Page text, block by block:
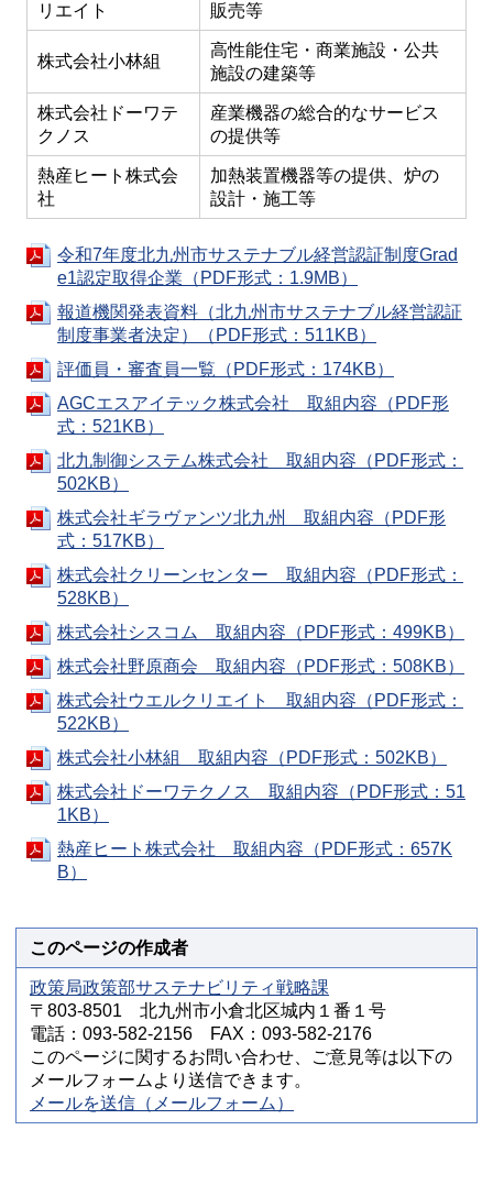
リエイト
販売等
株式会社小林組
高性能住宅・商業施設・公共
施設の建築等
株式会社ドーワテ
クノス
産業機器の総合的なサービス
の提供等
熱産ヒート株式会
社
加熱装置機器等の提供、炉の
設計・施工等
令和7年度北九州市サステナブル経営認証制度Grad
e1認定取得企業（PDF形式：1.9MB）
報道機関発表資料（北九州市サステナブル経営認証
制度事業者決定）（PDF形式：511KB）
評価員・審査員一覧（PDF形式：174KB）
AGCエスアイテック株式会社 取組内容（PDF形
式：521KB）
北九制御システム株式会社 取組内容（PDF形式：
502KB）
株式会社ギラヴァンツ北九州 取組内容（PDF形
式：517KB）
株式会社クリーンセンター 取組内容（PDF形式：
528KB）
株式会社シスコム 取組内容（PDF形式：499KB）
株式会社野原商会 取組内容（PDF形式：508KB）
株式会社ウエルクリエイト 取組内容（PDF形式：
522KB）
株式会社小林組 取組内容（PDF形式：502KB）
株式会社ドーワテクノス 取組内容（PDF形式：51
1KB）
熱産ヒート株式会社 取組内容（PDF形式：657K
B）
このページの作成者
政策局政策部サステナビリティ戦略課
〒803-8501 北九州市小倉北区城内１番１号
電話：093-582-2156 FAX：093-582-2176
このページに関するお問い合わせ、ご意見等は以下の
メールフォームより送信できます。
メールを送信（メールフォーム）